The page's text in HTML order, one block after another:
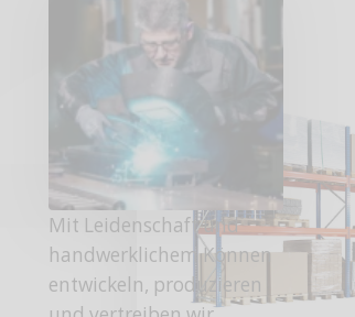
Mit Leidenschaft und
handwerklichem Können
entwickeln, produzieren